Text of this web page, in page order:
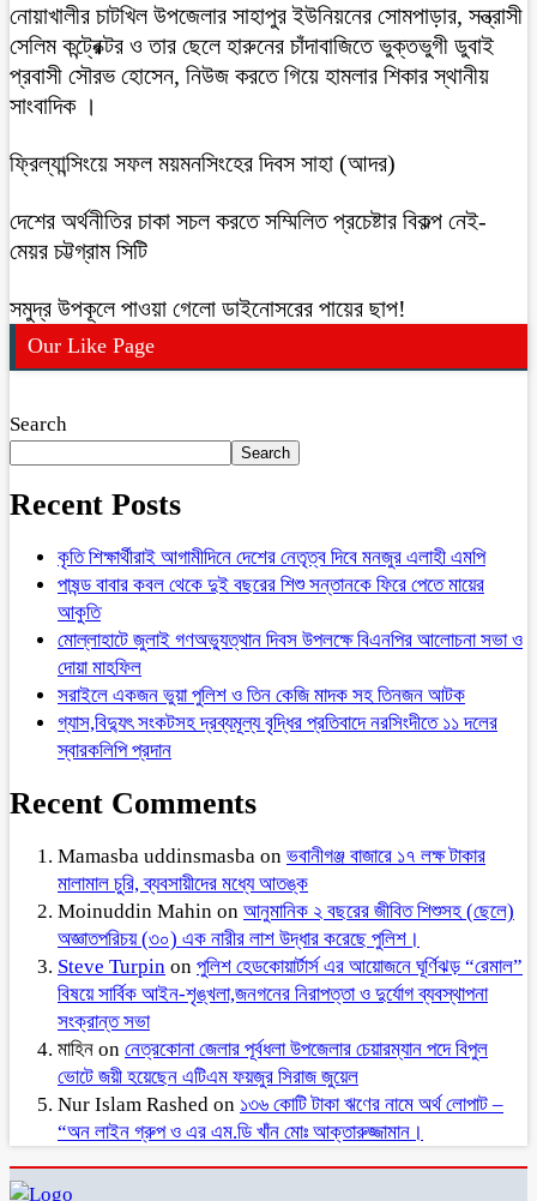
নোয়াখালীর চাটখিল উপজেলার সাহাপুর ইউনিয়নের সোমপাড়ার, সন্ত্রাসী
সেলিম কন্ট্রেক্টর ও তার ছেলে হারুনের চাঁদাবাজিতে ভুক্তভুগী ডুবাই
প্রবাসী সৌরভ হোসেন, নিউজ করতে গিয়ে হামলার শিকার স্থানীয়
সাংবাদিক ।
ফ্রিল্যান্সিংয়ে সফল ময়মনসিংহের দিবস সাহা (আদর)
দেশের অর্থনীতির চাকা সচল করতে সম্মিলিত প্রচেষ্টার বিকল্প নেই-
মেয়র চট্টগ্রাম সিটি
সমুদ্র উপকূলে পাওয়া গেলো ডাইনোসরের পায়ের ছাপ!
Our Like Page
Search
Search
Recent Posts
কৃতি শিক্ষার্থীরাই আগামীদিনে দেশের নেতৃত্ব দিবে মনজুর এলাহী এমপি
পাষন্ড বাবার কবল থেকে দুই বছরের শিশু সন্তানকে ফিরে পেতে মায়ের
আকুতি
মোল্লাহাটে জুলাই গণঅভ্যুত্থান দিবস উপলক্ষে বিএনপির আলোচনা সভা ও
দোয়া মাহফিল
সরাইলে একজন ভুয়া পুলিশ ও তিন কেজি মাদক সহ তিনজন আটক
গ্যাস,বিদ্যুৎ সংকটসহ দ্রব্যমূল্য বৃদ্ধির প্রতিবাদে নরসিংদীতে ১১ দলের
স্বারকলিপি প্রদান
Recent Comments
Mamasba uddinsmasba on ভবানীগঞ্জ বাজারে ১৭ লক্ষ টাকার
মালামাল চুরি, ব্যবসায়ীদের মধ্যে আতঙ্ক
Moinuddin Mahin on আনুমানিক ২ বছরের জীবিত শিশুসহ (ছেলে)
অজ্ঞাতপরিচয় (৩০) এক নারীর লাশ উদ্ধার করেছে পুলিশ।
Steve Turpin on পুলিশ হেডকোয়ার্টার্স এর আয়োজনে ঘূর্ণিঝড় “রেমাল”
বিষয়ে সার্বিক আইন-শৃঙ্খলা,জনগনের নিরাপত্তা ও দুর্যোগ ব্যবস্থাপনা
সংক্রান্ত সভা
মাহিন on নেত্রকোনা জেলার পূর্বধলা উপজেলার চেয়ারম্যান পদে বিপুল
ভোটে জয়ী হয়েছেন এটিএম ফয়জুর সিরাজ জুয়েল
Nur Islam Rashed on ১৩৬ কোটি টাকা ঋণের নামে অর্থ লোপাট –
“অন লাইন গ্রুপ ও এর এম.ডি খাঁন মোঃ আক্তারুজ্জামান।